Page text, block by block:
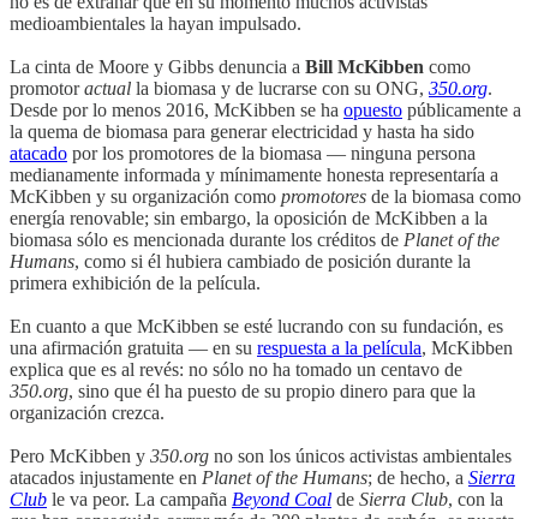
medioambientales la hayan impulsado.
La cinta de Moore y Gibbs denuncia a Bill McKibben como
promotoractual la biomasa y de lucrarse con su ONG, 350.org.
Desde por lo menos 2016, McKibben se ha opuesto públicamente a
la quema de biomasa para generar electricidad y hasta ha sido
atacado por los promotores de la biomasa — ninguna persona
medianamente informada y mínimamente honesta representaría a
McKibben y su organización como promotores de la biomasa como
energía renovable; sin embargo, la oposición de McKibben a la
biomasa sólo es mencionada durante los créditos de Planet of the
Humans, como si él hubiera cambiado de posición durante la
primera exhibición de la película.
En cuanto a que McKibben se esté lucrando con su fundación, es
una afirmación gratuita — en su respuesta a la película, McKibben
explica que es al revés: no sólo no ha tomado un centavo de
350.org, sino que él ha puesto de su propio dinero para que la
organización crezca.
Pero McKibben y 350.org no son los únicos activistas ambientales
atacados injustamente en Planet of the Humans; de hecho, a Sierra
Club le va peor. La campaña Beyond Coal de Sierra Club, con la